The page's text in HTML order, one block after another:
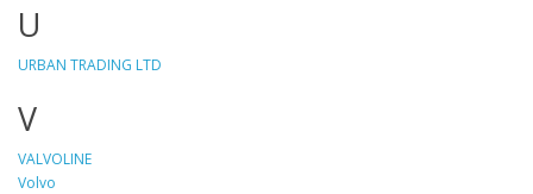
U
URBAN TRADING LTD
V
VALVOLINE
Volvo